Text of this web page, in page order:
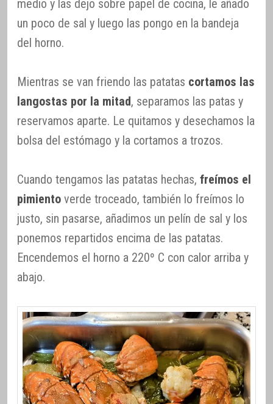
medio y las dejo sobre papel de cocina, le añado
un poco de sal y luego las pongo en la bandeja
del horno.
Mientras se van friendo las patatas cortamos las
langostas por la mitad, separamos las patas y
reservamos aparte. Le quitamos y desechamos la
bolsa del estómago y la cortamos a trozos.
Cuando tengamos las patatas hechas, freímos el
pimiento verde troceado, también lo freímos lo
justo, sin pasarse, añadimos un pelín de sal y los
ponemos repartidos encima de las patatas.
Encendemos el horno a 220º C con calor arriba y
abajo.